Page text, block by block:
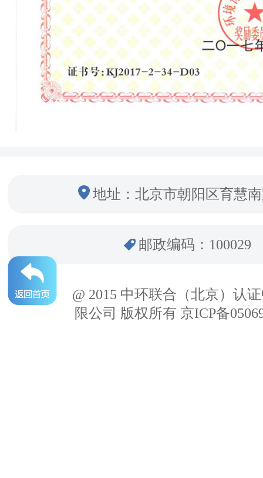
地址：北京市朝阳区育慧
邮政编码：100029
@ 2015 中环联合（北京）认
限公司 版权所有 京ICP备